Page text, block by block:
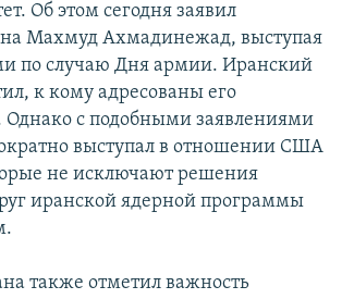
Об этом сегодня заявил
Махмуд Ахмадинежад, выступая
по случаю Дня армии. Иранский
к кому адресованы его
Однако с подобными заявлениями
выступал в отношении США
не исключают решения
иранской ядерной программы
также отметил важность